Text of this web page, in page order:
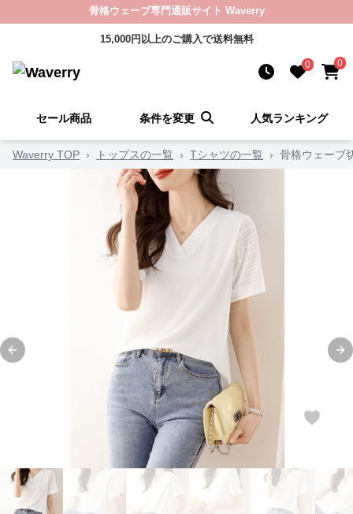
骨格ウェーブ専門通販サイト Waverry
15,000円以上のご購入で送料無料
0 0
セール商品 条件を変更 人気ランキング
Waverry TOP › トップスの一覧 › Tシャツの一覧 › 骨格ウェーブ
Previous slide